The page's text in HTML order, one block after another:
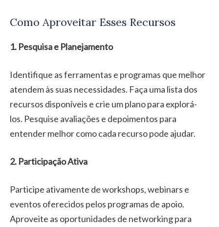
Como Aproveitar Esses Recursos
1. Pesquisa e Planejamento
Identifique as ferramentas e programas que melhor
atendem às suas necessidades. Faça uma lista dos
recursos disponíveis e crie um plano para explorá-
los. Pesquise avaliações e depoimentos para
entender melhor como cada recurso pode ajudar.
2. Participação Ativa
Participe ativamente de workshops, webinars e
eventos oferecidos pelos programas de apoio.
Aproveite as oportunidades de networking para